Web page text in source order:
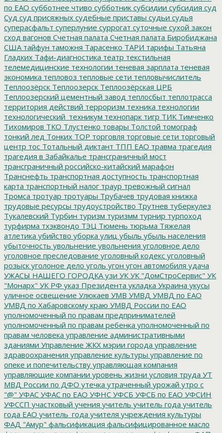
по ЕАО субботнее чтиво субботник субсидии субсидия суд
Суд суд присяжных судебные приставы судьи судья
суперасфальт суперлуние суррогат суточные сухой закон
сход вагонов Счетная палата Счетная палата Биробиджана
США тайфун таможня Тарасенко ТАРИ тарифы Татьяна
Гладких Тафи-диагностика театр текстильная
телемедицинские технологии теневая зарплата теневая
экономика тепловоз тепловые сети тепловычислитель
Теплоозёрск Теплоозерск Теплоозёрская ЦРБ
Теплоозерский цементный завод теплосбыт теплотрасса
территория действий терроризм техника технологии
технологический_техникум технопарк тигр ТИК Тимченко
Тихомиров ТКО Тлустенко товары Толстой томограф
тонкий лед Тонких ТОР торговля торговые сети торговый
центр тос Тотальный диктант ТПП ЕАО травма трагедия
трагедия в Забайкалье трансграничный мост
трансграничный российско-китайский марафон
Транснефть транспортная доступность транспортная
карта транспортный налог траур тревожный сигнал
Тромса тротуар тротуары Трубачев трудовая книжка
трудовые ресурсы трудоустройство Трутнев туберкулез
Тукалевский Турбин туризм туризмм турнир турпоход
турфирма тхэквондо ТЭЦ Тюмень тюрьма Тяжелая
атлетика убийство уборка улиц убыль убыль населения
убыточность увольнение увольнения уголовное дело
уголовное преследование уголовный кодекс уголовный
розыск уголоное дело уголь угон угон автомобиля удача
УЖАСЫ НАШЕГО ГОРОДКА узи УК УК "ДомСтроСервис" УК
"Монарх" УК РФ указ Президента укладка Украина укусы
уличное освещение Улюкаев УМВ УМВД УМВД по ЕАО
УМВД по Хабаровскому краю УМВД России по ЕАО
уполномоченный по правам предпринимателей
уполномоченный по правам ребенка уполномоченный по
правам человека управление административными
зданиями Управление ЖКХ мэрии города управление
здравоохранения управление культуры управление по
опеке и попечительству управляющая компания
управляющие компании уровень жизни условия труда УТ
МВД России по ДФО утечка утраченный урожай утро с
"@" УФАС УФАС по ЕАО УФНС УФСБ УФСБ по ЕАО УФСИН
УФССП участковый учения учитель учитель года учитель
года ЕАО учитель_года учителя учреждения культуры
ФАД "Амур" фальсификация фальсифицированное масло